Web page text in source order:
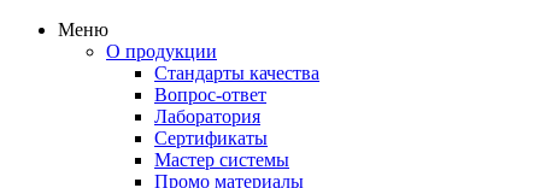
Меню
О продукции
Стандарты качества
Вопрос-ответ
Лаборатория
Сертификаты
Мастер системы
Промо материалы